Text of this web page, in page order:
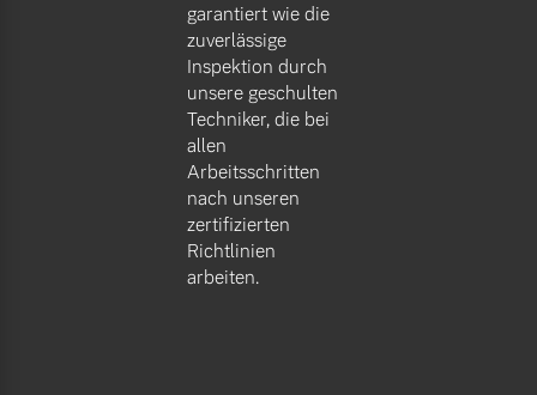
garantiert wie die
zuverlässige
Inspektion durch
unsere geschulten
Techniker, die bei
allen
Arbeitsschritten
nach unseren
zertifizierten
Richtlinien
arbeiten.